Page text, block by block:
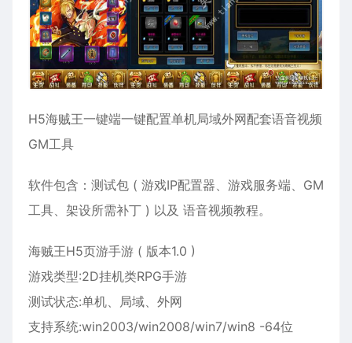
H5海贼王一键端一键配置单机局域外网配套语音视频
GM工具
软件包含：测试包 ( 游戏IP配置器、游戏服务端、GM
工具、架设所需补丁 ) 以及 语音视频教程。
海贼王H5页游手游 ( 版本1.0 )
游戏类型:2D挂机类RPG手游
测试状态:单机、局域、外网
支持系统:win2003/win2008/win7/win8 -64位